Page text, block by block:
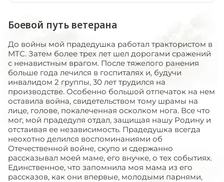
Боевой путь ветерана
До войны мой прадедушка работал трактористом в
МТС. Затем более трех лет шел дорогами сражений
с ненавистным врагом. После тяжелого ранения
больше года лечился в госпиталях и, будучи
инвалидом 2 группы, 30 лет трудился на
производстве. Особенно большой отпечаток на нем
оставила война, свидетельством тому шрамы на
лице, голове, покалеченная осколком нога. Все что
мог, мой прадедуля отдал, защищая нашу Родину и
отстаивая ее независимость. Прадедушка всегда
неохотно делился воспоминаниями об
Отечественной войне, скупо и сдержанно
рассказывал моей маме, его внучке, о тех событиях.
Единственное, что запомнила моя мама из его
рассказов, как они впервые, молодыми парнями,